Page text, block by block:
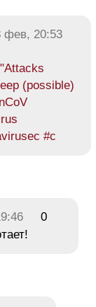
фев, 20:53
(possible)
#c
0